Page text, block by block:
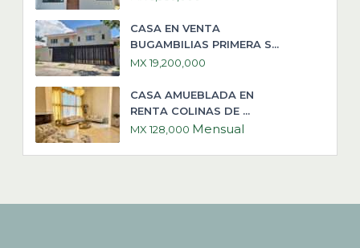
CASA EN VENTA
BUGAMBILIAS PRIMERA S...
MX 19,200,000
CASA AMUEBLADA EN
RENTA COLINAS DE ...
MX 128,000 Mensual